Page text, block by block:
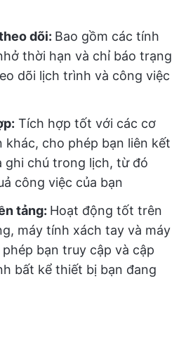
dõi: Bao gồm các tính
thời hạn và chỉ báo trạng
dõi lịch trình và công việc
Tích hợp tốt với các cơ
khác, cho phép bạn liên kết
ghi chú trong lịch, từ đó
công việc của bạn
tảng: Hoạt động tốt trên
máy tính xách tay và máy
bạn truy cập và cập
bất kể thiết bị bạn đang